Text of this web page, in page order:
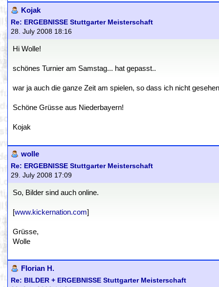
Kojak
Re: ERGEBNISSE Stuttgarter Meisterschaft
28. July 2008 18:16
Hi Wolle!
schönes Turnier am Samstag... hat gepasst..
war ja auch die ganze Zeit am spielen, so dass ich nicht
Schöne Grüsse aus Niederbayern!
Kojak
wolle
Re: ERGEBNISSE Stuttgarter Meisterschaft
29. July 2008 17:09
So, Bilder sind auch online.
[www.kickernation.com]
Grüsse,
Wolle
Florian H.
Re: BILDER + ERGEBNISSE Stuttgarter Meisterschaft